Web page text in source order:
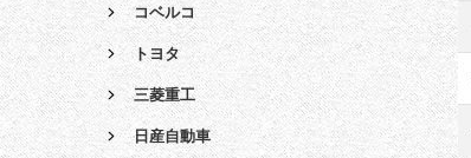
コベルコ
トヨタ
三菱重工
日産自動車